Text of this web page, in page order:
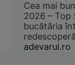
Cea mai
2026 –
bucătăria
adevarul.ro